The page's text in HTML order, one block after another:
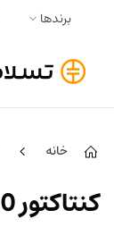
برندها
خانه
کنتاکتور 50 آمپر، 22 کیلووات، بوبین 230VAC ، برند لواتو ایتالیا LOVATO – BF50